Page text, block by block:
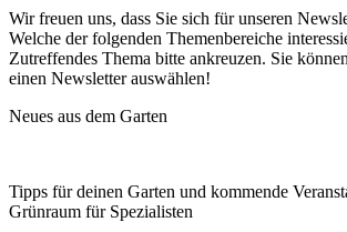
Wir freuen uns, dass Sie sich für unseren
Welche der folgenden Themenbereiche
Zutreffendes Thema bitte ankreuzen. Sie
einen Newsletter auswählen!
Neues aus dem Garten
Tipps für deinen Garten und kommende
Grünraum für Spezialisten